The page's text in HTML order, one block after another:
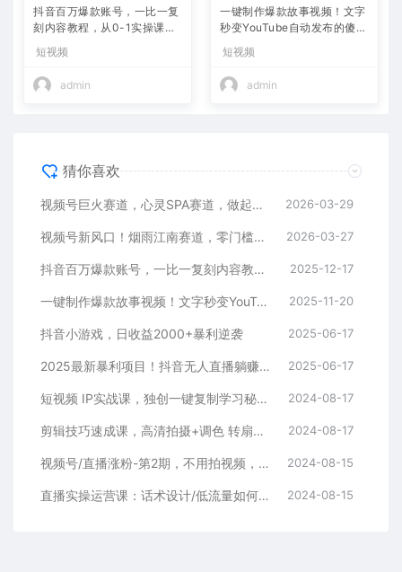
抖音百万爆款账号，一比一复
刻内容教程，从0-1实操课，
小白也能学会，复制爆款，月
入10w+
短视频
admin
一键制作爆款故事视频！文字
秒变YouTube自动发布的傻瓜
式教程
短视频
admin
猜你喜欢
视频号巨火赛道，心灵SPA赛道，做起来超简单，每天收益800+ 2026-03-29
视频号新风口！烟雨江南赛道，零门槛日入 500+ 2026-03-27
抖音百万爆款账号，一比一复刻内容教程，从0-1实操课，小白也能学会，复制爆款，月入10w+ 2025-12-17
一键制作爆款故事视频！文字秒变YouTube自动发布的傻瓜式教程 2025-11-20
抖音小游戏，日收益2000+暴利逆袭 2025-06-17
2025最新暴利项目！抖音无人直播躺赚攻略！抖音无人直播3.0玩法！0门槛… 2025-06-17
短视频 IP实战课，独创一键复制学习秘籍，转战新领域，月赚五万轻松行 2024-08-17
剪辑技巧速成课，高清拍摄+调色 转扇子，建筑-抠图精通，新手秒变剪辑专家 2024-08-17
视频号/直播涨粉-第2期，不用拍视频，不用卖货，在直播间做菜，就可以搞钱 2024-08-15
直播实操运营课：话术设计/低流量如何提升/话术框架/全场燃爆/非常干货 2024-08-15